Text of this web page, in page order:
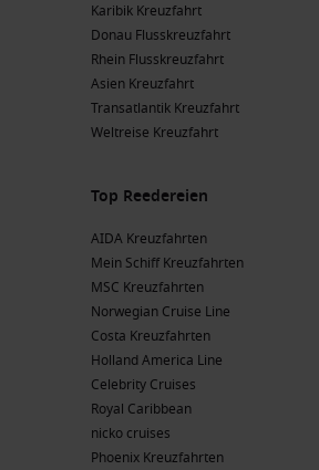
Karibik Kreuzfahrt
Donau Flusskreuzfahrt
Rhein Flusskreuzfahrt
Asien Kreuzfahrt
Transatlantik Kreuzfahrt
Weltreise Kreuzfahrt
Top Reedereien
AIDA Kreuzfahrten
Mein Schiff Kreuzfahrten
MSC Kreuzfahrten
Norwegian Cruise Line
Costa Kreuzfahrten
Holland America Line
Celebrity Cruises
Royal Caribbean
nicko cruises
Phoenix Kreuzfahrten